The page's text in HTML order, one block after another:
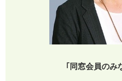
｢同窓会員のみ